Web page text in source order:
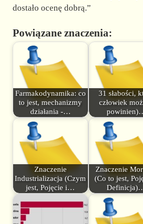
dostało ocenę dobrą.”
Powiązane znaczenia:
Farmakodynamika: co
to jest, mechanizmy
działania -…
31 słabości,
człowiek
Znaczenie
Industrializacja (Czym
jest, Pojęcie i…
Znaczenie
(Co to jest,